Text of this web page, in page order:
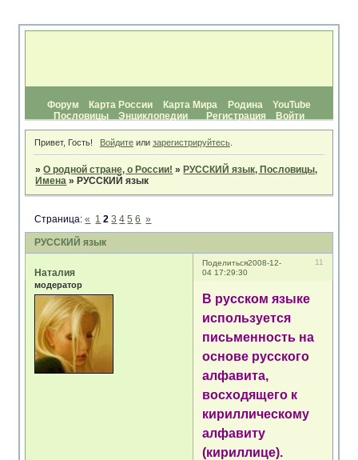
Форум Карта России Карта Мира Родина
YouTube
Пословицы
Энциклопедии Регистрация Войти
Привет, Гость! Войдитеили зарегистрируйтесь.
»О родной стране, о России! »РУССКИЙ язык, Пословицы,
Имена »РУССКИЙ язык
РУССКИЙ язык
Страница:« 1 2 3 4 5 6 »
Поделиться 11
2008-12-
04 17:29:30
Наталия
модератор
В русском языке
используется
письменность на
основе русского
алфавита,
восходящего к
кириллическому
алфавиту
(кириллице).